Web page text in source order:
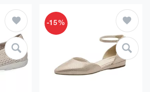
-15%